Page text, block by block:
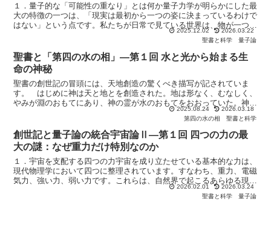
１．量子的な「可能性の重なり」とは何か量子力学が明らかにした最
大の特徴の一つは、「現実は最初から一つの姿に決まっているわけで
はない」という点です。私たちが日常で見ている世界は、物が一つの
形に定まり、その形が変わるときも連続的に移り変わってい...
2025.12.02
2026.03.22
聖書と科学
量子論
聖書と「第四の水の相」―第１回 水と光から始まる生
命の神秘
聖書の創世記の冒頭には、天地創造の驚くべき描写が記されていま
す。 はじめに神は天と地とを創造された。地は形なく、むなしく、
やみが淵のおもてにあり、神の霊が水のおもてをおおっていた。神は
「光あれ」と言われた。すると光があった。（創世記1章1〜...
2025.08.24
2026.03.18
第四の水の相
聖書と科学
創世記と量子論の統合宇宙論Ⅱ―第１回 四つの力の最
大の謎：なぜ重力だけ特別なのか
１．宇宙を支配する四つの力宇宙を成り立たせている基本的な力は、
現代物理学において四つに整理されています。すなわち、重力、電磁
気力、強い力、弱い力です。これらは、自然界で起こるあらゆる現象
を、最終的に説明するための基礎的相互作用として位置づけ...
2026.02.01
2026.03.24
聖書と科学
量子論